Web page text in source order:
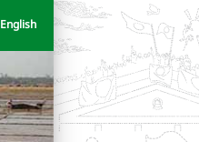
English